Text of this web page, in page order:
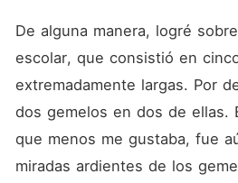
De alguna manera, logré
escolar, que consistió en
extremadamente largas. Por
dos gemelos en dos de ellas.
que menos me gustaba, fue
miradas ardientes de los